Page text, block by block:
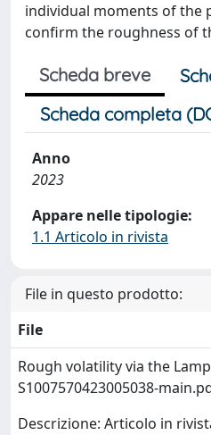
individual moments of the
confirm the roughness of
Scheda breve
Scheda completa
Anno
2023
Appare nelle tipologie:
1.1 Articolo in rivista
File in questo prodotto:
File
Rough volatility via the
S1007570423005038-
Descrizione: Articolo in